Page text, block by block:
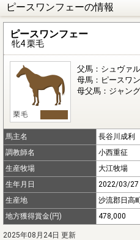
ピースワンフェーの情報
ピースワンフェー
牝4 栗毛
父馬：シュヴァ
母馬：ピースワ
母父馬：ジャン
馬主名
長谷川成利
調教師名
小西重征
生産牧場
大江牧場
生年月日
2022/03/27
生産地
沙流郡日高
地方獲得賞金(円)
478,000
2025年08月24日 更新